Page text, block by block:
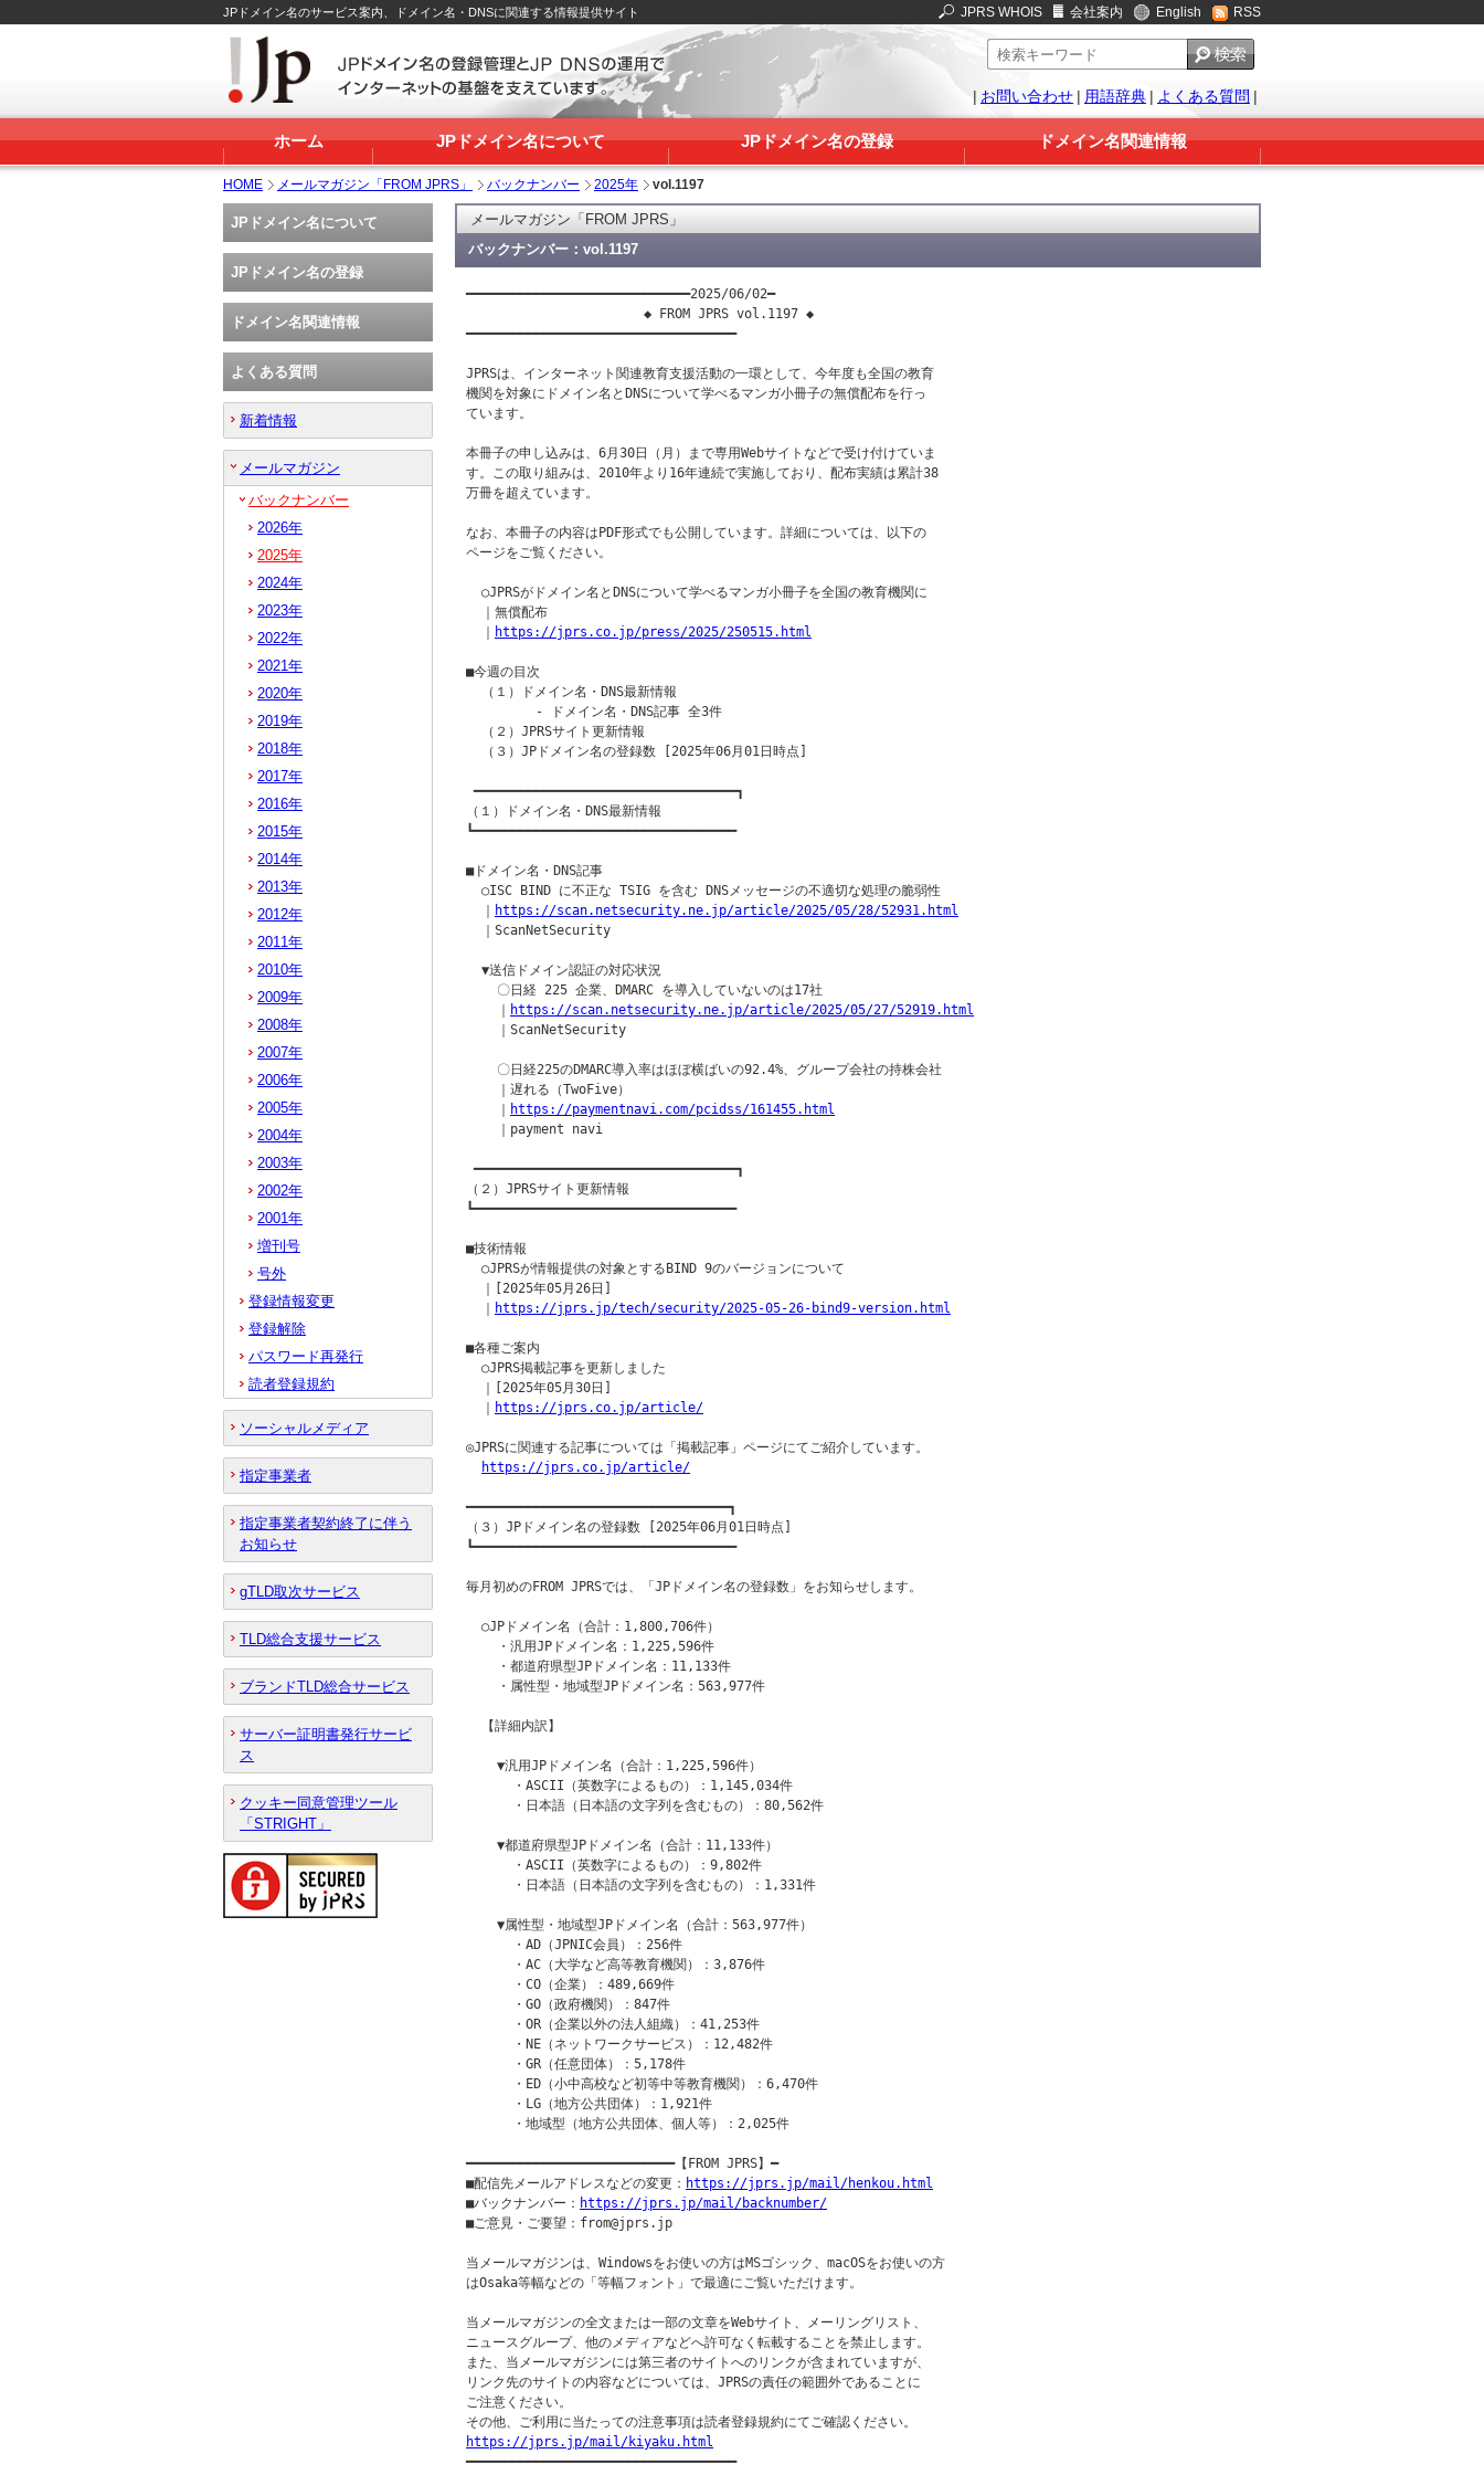
JPドメイン名のサービス案内、ドメイン名・DNSに関連する情報提供サイト JPRS WHOIS 会社案内 English RSS
| お問い合わせ | 用語辞典 | よくある質問 |
ホーム JPドメイン名について JPドメイン名の登録 ドメイン名関連情報
HOME メールマガジン「FROM JPRS」 バックナンバー 2025年 vol.1197
メールマガジン「FROM JPRS」
バックナンバー：vol.1197
━━━━━━━━━━━━━━━━━━━━━━━━━━━━━2025/06/02━
                       ◆ FROM JPRS vol.1197 ◆
━━━━━━━━━━━━━━━━━━━━━━━━━━━━━━━━━━━
JPRSは、インターネット関連教育支援活動の一環として、今年度も全国の教育
機関を対象にドメイン名とDNSについて学べるマンガ小冊子の無償配布を行っ
ています。
本冊子の申し込みは、6月30日（月）まで専用Webサイトなどで受け付けていま
す。この取り組みは、2010年より16年連続で実施しており、配布実績は累計38
万冊を超えています。
なお、本冊子の内容はPDF形式でも公開しています。詳細については、以下の
ページをご覧ください。
  ○JPRSがドメイン名とDNSについて学べるマンガ小冊子を全国の教育機関に
  ｜無償配布
https://jprs.co.jp/press/2025/250515.html
■今週の目次
  （１）ドメイン名・DNS最新情報
         - ドメイン名・DNS記事 全3件
  （２）JPRSサイト更新情報
  （３）JPドメイン名の登録数 [2025年06月01日時点]
━━━━━━━━━━━━━━━━━━━━━━━━━━━━━━━━━━┓
（１）ドメイン名・DNS最新情報
┗━━━━━━━━━━━━━━━━━━━━━━━━━━━━━━━━━━
■ドメイン名・DNS記事
  ○ISC BIND に不正な TSIG を含む DNSメッセージの不適切な処理の脆弱性
https://scan.netsecurity.ne.jp/article/2025/05/28/52931.html
  ｜ScanNetSecurity
  ▼送信ドメイン認証の対応状況
    〇日経 225 企業、DMARC を導入していないのは17社
https://scan.netsecurity.ne.jp/article/2025/05/27/52919.html
    ｜ScanNetSecurity
    〇日経225のDMARC導入率はほぼ横ばいの92.4%、グループ会社の持株会社
    ｜遅れる（TwoFive）
https://paymentnavi.com/pcidss/161455.html
    ｜payment navi
━━━━━━━━━━━━━━━━━━━━━━━━━━━━━━━━━━┓
（２）JPRSサイト更新情報
┗━━━━━━━━━━━━━━━━━━━━━━━━━━━━━━━━━━
■技術情報
  ○JPRSが情報提供の対象とするBIND 9のバージョンについて
  ｜[2025年05月26日]
https://jprs.jp/tech/security/2025-05-26-bind9-version.html
■各種ご案内
  ○JPRS掲載記事を更新しました
  ｜[2025年05月30日]
https://jprs.co.jp/article/
◎JPRSに関連する記事については「掲載記事」ページにてご紹介しています。
https://jprs.co.jp/article/
━━━━━━━━━━━━━━━━━━━━━━━━━━━━━━━━━━┓
（３）JPドメイン名の登録数 [2025年06月01日時点]
┗━━━━━━━━━━━━━━━━━━━━━━━━━━━━━━━━━━
毎月初めのFROM JPRSでは、「JPドメイン名の登録数」をお知らせします。
  ○JPドメイン名（合計：1,800,706件）
    ・汎用JPドメイン名：1,225,596件
    ・都道府県型JPドメイン名：11,133件
    ・属性型・地域型JPドメイン名：563,977件
  【詳細内訳】
    ▼汎用JPドメイン名（合計：1,225,596件）
      ・ASCII（英数字によるもの）：1,145,034件
      ・日本語（日本語の文字列を含むもの）：80,562件
    ▼都道府県型JPドメイン名（合計：11,133件）
      ・ASCII（英数字によるもの）：9,802件
      ・日本語（日本語の文字列を含むもの）：1,331件
    ▼属性型・地域型JPドメイン名（合計：563,977件）
      ・AD（JPNIC会員）：256件
      ・AC（大学など高等教育機関）：3,876件
      ・CO（企業）：489,669件
      ・GO（政府機関）：847件
      ・OR（企業以外の法人組織）：41,253件
      ・NE（ネットワークサービス）：12,482件
      ・GR（任意団体）：5,178件
      ・ED（小中高校など初等中等教育機関）：6,470件
      ・LG（地方公共団体）：1,921件
      ・地域型（地方公共団体、個人等）：2,025件
━━━━━━━━━━━━━━━━━━━━━━━━━━━【FROM JPRS】━
■配信先メールアドレスなどの変更： https://jprs.jp/mail/henkou.html
■バックナンバー： https://jprs.jp/mail/backnumber/
■ご意見・ご要望：from@jprs.jp
当メールマガジンは、Windowsをお使いの方はMSゴシック、macOSをお使いの方
はOsaka等幅などの「等幅フォント」で最適にご覧いただけます。
当メールマガジンの全文または一部の文章をWebサイト、メーリングリスト、
ニュースグループ、他のメディアなどへ許可なく転載することを禁止します。
また、当メールマガジンには第三者のサイトへのリンクが含まれていますが、
リンク先のサイトの内容などについては、JPRSの責任の範囲外であることに
ご注意ください。
https://jprs.jp/mail/kiyaku.html
━━━━━━━━━━━━━━━━━━━━━━━━━━━━━━━━━━━
JPドメイン名について
JPドメイン名の登録
ドメイン名関連情報
よくある質問
新着情報
メールマガジン
バックナンバー
2026年
2025年
2024年
2023年
2022年
2021年
2020年
2019年
2018年
2017年
2016年
2015年
2014年
2013年
2012年
2011年
2010年
2009年
2008年
2007年
2006年
2005年
2004年
2003年
2002年
2001年
増刊号
号外
登録情報変更
登録解除
パスワード再発行
読者登録規約
ソーシャルメディア
指定事業者
指定事業者契約終了に伴う
お知らせ
gTLD取次サービス
TLD総合支援サービス
ブランドTLD総合サービス
サーバー証明書発行サービ
ス
クッキー同意管理ツール
「STRIGHT」